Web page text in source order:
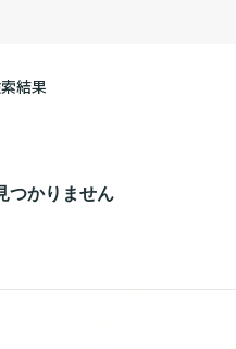
結果
つかりません